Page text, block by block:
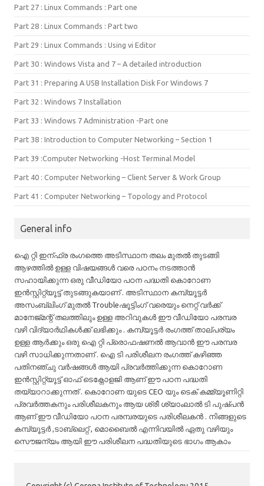
Part 27 : Linux Commands : Part one
Part 28 : Linux Commands : Part two
Part 29 : Linux Commands : Using vi Editor
Part 30 : Windows Vista and 7 – A detailed introduction
Part 31 : Preparing A USB Installation Disk For Windows 7
Part 32 : Windows 7 Installation
Part 33 : Windows 7 Administration -Part one
Part 38 : Introduction to Computer Networking – Section 1
Part 39 :Computer Networking -Host Terminal Model
Part 40 : Computer Networking – Client Server & Work Group
Part 41 : Computer Networking – Topology and Protocol
General info
ഐ റ്റി ഇന്ഫ്ര രംഗത്തെ അടിസ്ഥാന തലം മുതൽ തുടങ്ങി
ആഴത്തിൽ ഉള്ള വിഷയങ്ങൾ വരെ പഠനം നടത്താൻ
സഹായിക്കുന്ന ഒരു വീഡിയോ പഠന പദ്ധതി കൊറോണ
ഇൻസ്റ്റിറ്റ്യൂട്ട് തുടങ്ങുകയാണ് . അടിസ്ഥാന കമ്പ്യൂട്ടർ
അസംബ്ലിംഗ് മുതൽ Troubleഷൂട്ടിംഗ് വരെയും നെറ്റ് വർക്ക്‌
മാനേജ്‌മന്റ്‌ തലത്തിലും ഉള്ള അറിവുകൾ ഈ വീഡിയോ പരമ്പര
വഴി വിദ്യാർഥികൾക്ക് ലഭിക്കും . കമ്പ്യൂട്ടർ രംഗത്ത് താല്പര്യം
ഉള്ള ആർക്കും ഒരു ഐ റ്റി പ്രൊഫഷണൽ ആവാൻ ഈ പരമ്പര
വഴി സാധിക്കുന്നതാണ് . ഐ ടി പരിശീലന രംഗത്ത് കഴിഞ്ഞ
പതിനഞ്ചു വർഷങ്ങൾ ആയി പ്രവർത്തിക്കുന്ന കൊറോണ
ഇൻസ്റ്റിറ്റ്യൂട്ട് ഓഫ് ടെക്നോളജി ആണ് ഈ പഠന പദ്ധതി
തയ്യാറാക്കുന്നത് . കൊറോണ യുടെ CEO യും ടെക് കമ്മ്യൂണിറ്റി
പ്രവർത്തകനും പരിശീലകനും ആയ ശ്രീ ശ്യാംലാൽ ടി പുഷ്പൻ
ആണ് ഈ വീഡിയോ പഠന പരമ്പരയുടെ പരിശീലകൻ . നിങ്ങളുടെ
കമ്പ്യൂട്ടർ ,ടാബ്ലെറ്റ് , മൊബൈൽ എന്നിവയിൽ ഏതു വഴിയും
സൌജന്യം ആയി ഈ പരിശീലന പദ്ധതിയുടെ ഭാഗം ആകാം